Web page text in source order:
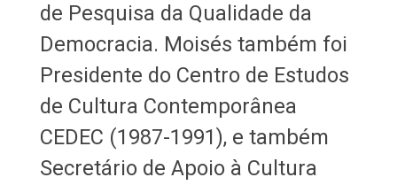
de Pesquisa da Qualidade da
Democracia. Moisés também foi
Presidente do Centro de Estudos
de Cultura Contemporânea
CEDEC (1987-1991), e também
Secretário de Apoio à Cultura